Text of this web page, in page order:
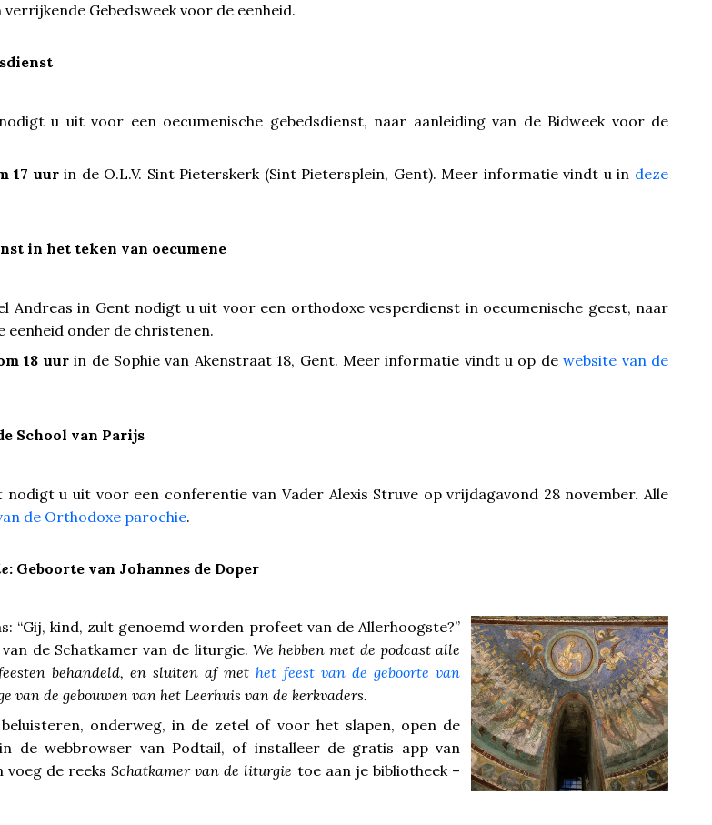
Gebedsweek voor de eenheid.
u uit voor een oecumenische gebedsdienst, naar aanleiding van de Bidweek voor de
17 uurin de O.L.V. Sint Pieterskerk (Sint Pietersplein, Gent). Meer informatie vindt u in deze
in het teken van oecumene
Andreas in Gent nodigt u uit voor een orthodoxe vesperdienst in oecumenische geest, naar
eenheid onder de christenen.
18 uurin de Sophie van Akenstraat 18, Gent. Meer informatie vindt u op dewebsite van de
School van Parijs
u uit voor een conferentie van Vader Alexis Struve op vrijdagavond 28 november. Alle
de Orthodoxe parochie.
: Geboorte van Johannes de Doper
“Gij, kind, zult genoemd worden profeet van de Allerhoogste?”
de Schatkamer van de liturgie. We hebben met de podcast alle
behandeld, en sluiten af methet feest van de geboorte van
van de gebouwen van het Leerhuis van de kerkvaders.
onderweg, in de zetel of voor het slapen, open de
de webbrowser van Podtail, of installeer de gratis app van
voeg de reeks Schatkamer van de liturgie toe aan je bibliotheek –